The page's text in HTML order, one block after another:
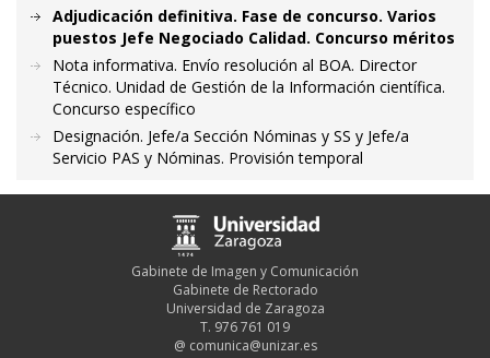
Adjudicación definitiva. Fase de concurso. Varios
puestos Jefe Negociado Calidad. Concurso méritos
Nota informativa. Envío resolución al BOA. Director
Técnico. Unidad de Gestión de la Información científica.
Concurso específico
Designación. Jefe/a Sección Nóminas y SS y Jefe/a
Servicio PAS y Nóminas. Provisión temporal
Gabinete de Imagen y Comunicación
Gabinete de Rectorado
Universidad de Zaragoza
T. 976 761 019
@ comunica@unizar.es